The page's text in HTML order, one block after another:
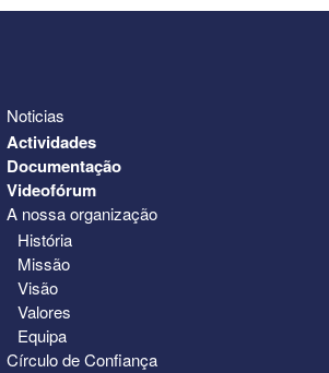
Noticias
Actividades
Documentação
Videofórum
A nossa organização
História
Missão
Visão
Valores
Equipa
Círculo de Confiança